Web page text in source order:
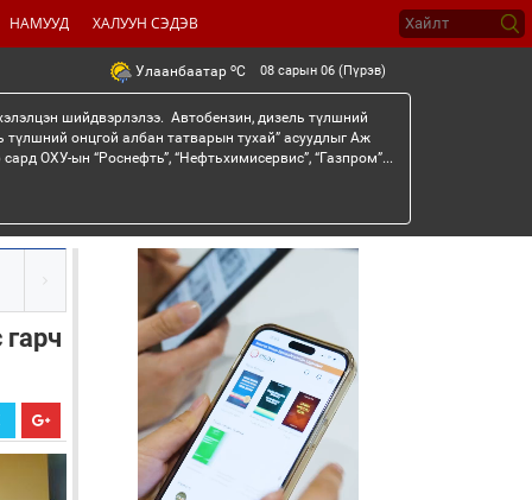
НАМУУД ХАЛУУН СЭДЭВ
Улаанбаатар oC 08 сарын 06 (Пүрэв)
шийдвэрлэлээ. Автобензин, дизель түлшний
онцгой албан татварын тухай” асуудлыг Аж
ОХУ-ын “Роснефть”, “Нефтьхимисервис”, “Газпром”...